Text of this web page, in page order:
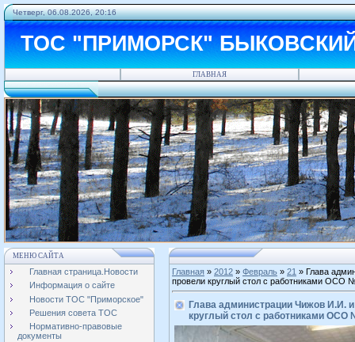
Четверг, 06.08.2026, 20:16
ТОС "ПРИМОРСК"
ГЛАВНАЯ
МЕНЮ САЙТА
Главная страница.Новости
Информация о сайте
Новости ТОС "Приморское"
Решения совета ТОС
Нормативно-правовые
документы
Главная » 2012 » Февраль » 21 » Глава
провели круглый стол с работниками ОСО
Глава администрации Чижов И.И.
круглый стол с работниками ОСО